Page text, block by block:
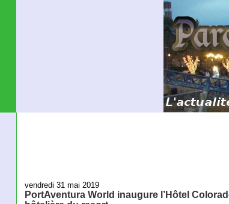
vendredi 31 mai 2019
PortAventura World inaugure l’Hôtel